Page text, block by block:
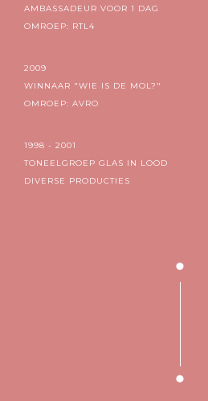
AMBASSADEUR VOOR 1 DAG
OMROEP: RTL4
2009
WINNAAR "WIE IS DE MOL?"
OMROEP: AVRO
1998 - 2001
TONEELGROEP GLAS IN LOOD
DIVERSE PRODUCTIES